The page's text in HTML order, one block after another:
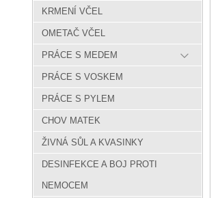
KRMENÍ VČEL
OMETAČ VČEL
PRÁCE S MEDEM
PRÁCE S VOSKEM
PRÁCE S PYLEM
CHOV MATEK
ŽIVNÁ SŮL A KVASINKY
DESINFEKCE A BOJ PROTI
NEMOCEM